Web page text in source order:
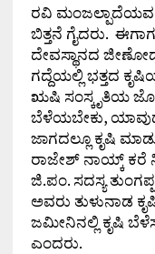
ರವಿ
ಬಿತ್ತನೆ ಗೈದರು.
ದೇವಸ್ಥಾನದ
ಗದ್ದೆಯಲ್ಲಿ ಭತ್ತದ
ಋಷಿ ಸಂಸ್ಕೃತಿಯ
ಬೆಳೆಯಬೇಕು,
ಜಾಗದಲ್ಲೂ ಕೃಷಿ
ರಾಜೇಶ್ ನಾಯ್ಕ್ ಕರೆ
ಜಿ.ಪಂ. ಸದಸ್ಯ
ಅವರು ತುಳುನಾಡ
ಜಮೀನಿನಲ್ಲಿ ಕೃಷಿ
ಎಂದರು.